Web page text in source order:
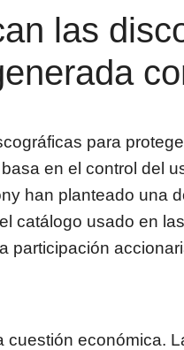
las
para
en el control del
han planteado una
catálogo usado en
participación
cuestión económica.